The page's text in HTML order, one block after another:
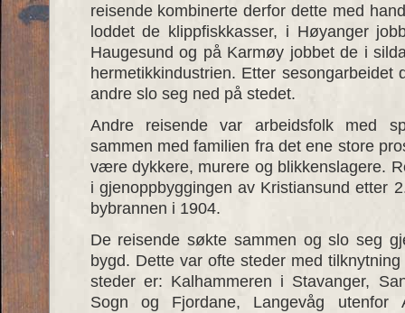
reisende kombinerte derfor dette med
loddet de klippfiskkasser, i Høyanger
Haugesund og på Karmøy jobbet de i
hermetikkindustrien. Etter
andre slo seg ned på stedet.
Andre reisende var arbeidsfolk med
sammen med familien fra det ene store
være dykkere, murere og blikkenslagere.
i gjenoppbyggingen av Kristiansund etter
bybrannen i 1904.
De reisende søkte sammen og slo seg
bygd. Dette var ofte steder med
steder er: Kalhammeren i Stavanger,
Sogn og Fjordane, Langevåg utenfor